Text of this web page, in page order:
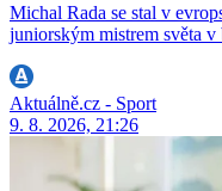
Michal Rada se stal v
juniorským mistrem světa v
Aktuálně.cz - Sport
9. 8. 2026, 21:26